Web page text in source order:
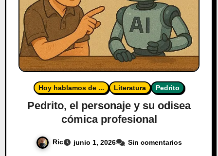
Hoy hablamos de ... Literatura Pedrito
Pedrito, el personaje y su odisea
cómica profesional
Ric junio 1, 2026 Sin comentarios